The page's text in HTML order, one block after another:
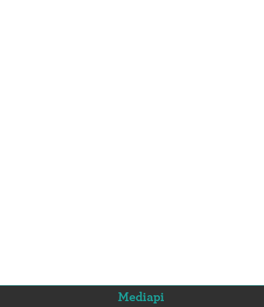
Mediapi